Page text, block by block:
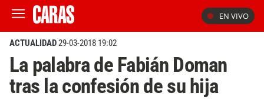
EN VIVO
ACTUALIDAD29-03-2018 19:02
La palabra de Fabián Doman
tras la confesión de su hija